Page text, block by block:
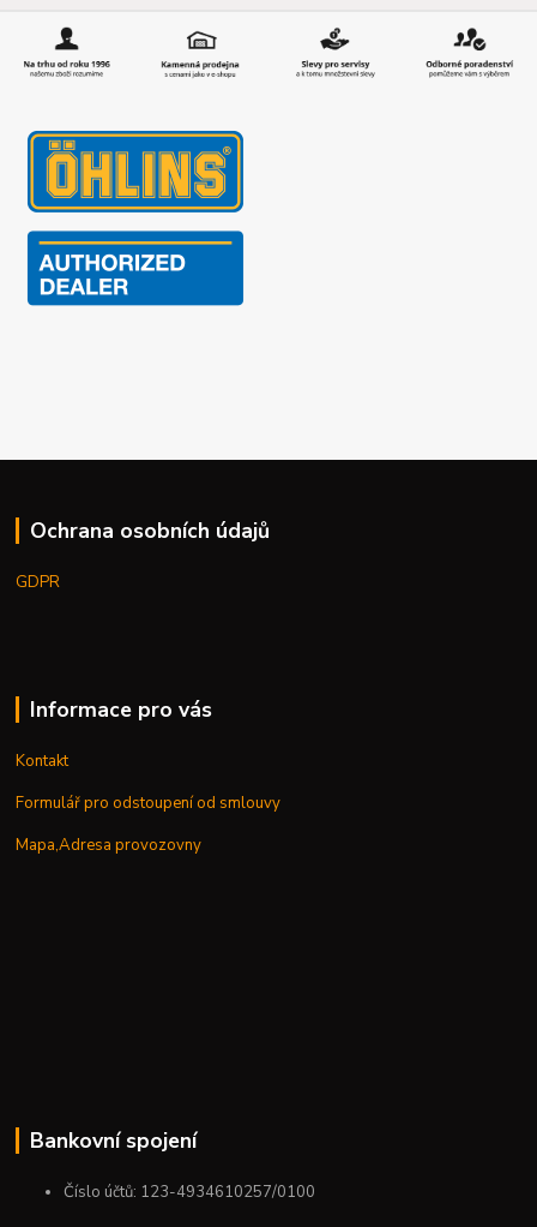
Ochrana osobních údajů
GDPR
Informace pro vás
Kontakt
Formulář pro odstoupení od smlouvy
Mapa,Adresa provozovny
Bankovní spojení
Číslo účtů: 123-4934610257/0100